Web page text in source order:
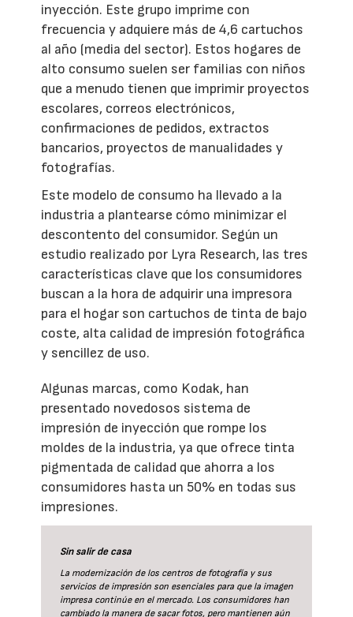
inyección. Este grupo imprime con
frecuencia y adquiere más de 4,6 cartuchos
al año (media del sector). Estos hogares de
alto consumo suelen ser familias con niños
que a menudo tienen que imprimir proyectos
escolares, correos electrónicos,
confirmaciones de pedidos, extractos
bancarios, proyectos de manualidades y
fotografías.
Este modelo de consumo ha llevado a la
industria a plantearse cómo minimizar el
descontento del consumidor. Según un
estudio realizado por Lyra Research, las tres
características clave que los consumidores
buscan a la hora de adquirir una impresora
para el hogar son cartuchos de tinta de bajo
coste, alta calidad de impresión fotográfica
y sencillez de uso.
Algunas marcas, como Kodak, han
presentado novedosos sistema de
impresión de inyección que rompe los
moldes de la industria, ya que ofrece tinta
pigmentada de calidad que ahorra a los
consumidores hasta un 50% en todas sus
impresiones.
Sin salir de casa
La modernización de los centros de fotografía y sus
servicios de impresión son esenciales para que la imagen
impresa continúe en el mercado. Los consumidores han
cambiado la manera de sacar fotos, pero mantienen aún